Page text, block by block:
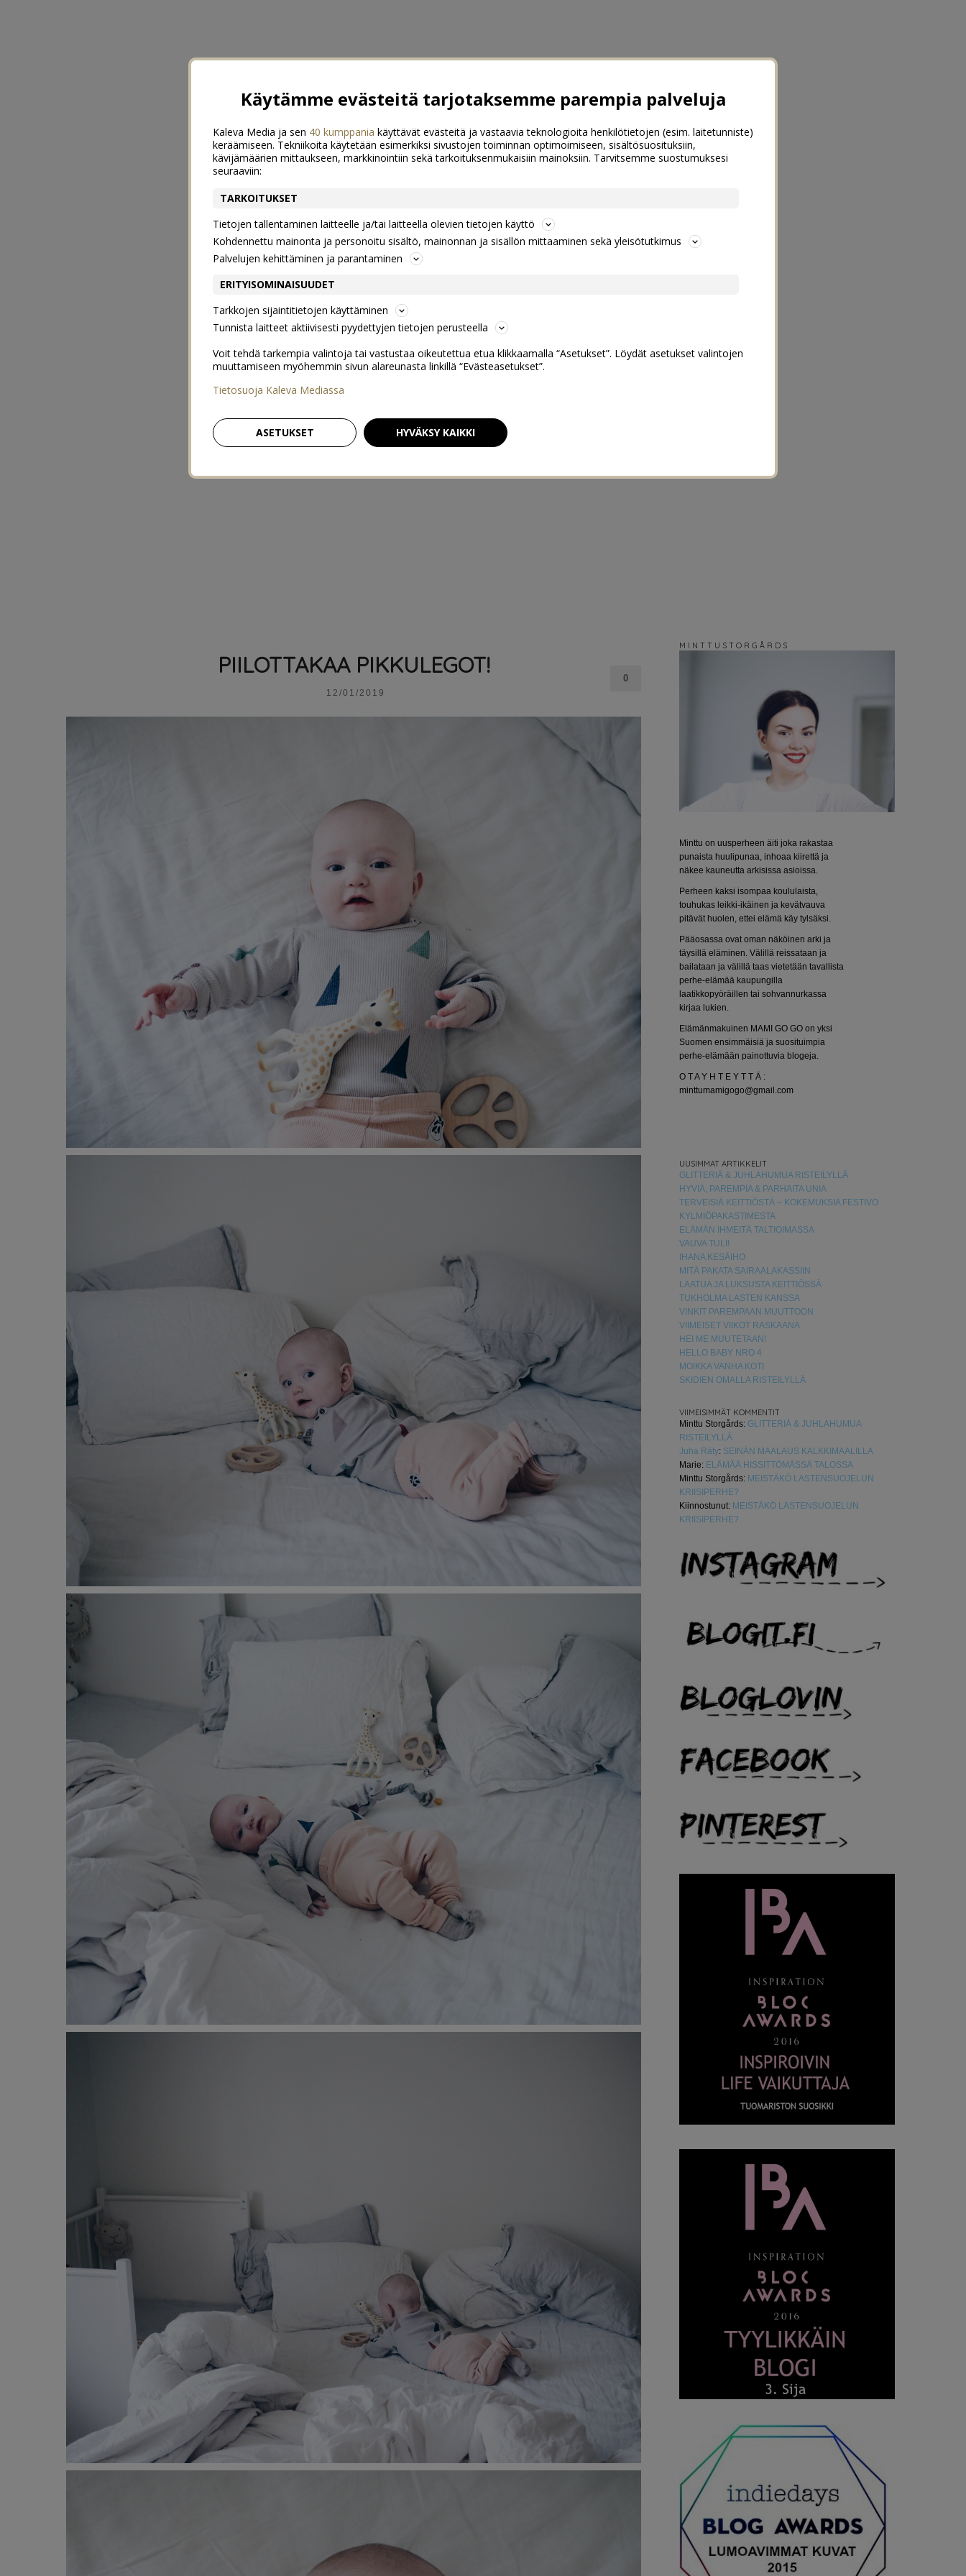
PIILOTTAKAA PIKKULEGOT!
12/01/2019
0
M I N T T U S T O R G Å R D S
Minttu on uusperheen äiti joka rakastaa
punaista huulipunaa, inhoaa kiirettä ja
näkee kauneutta arkisissa asioissa.
Perheen kaksi isompaa koululaista,
touhukas leikki-ikäinen ja kevätvauva
pitävät huolen, ettei elämä käy tylsäksi.
Pääosassa ovat oman näköinen arki ja
täysillä eläminen. Välillä reissataan ja
bailataan ja välillä taas vietetään tavallista
perhe-elämää kaupungilla
laatikkopyöräillen tai sohvannurkassa
kirjaa lukien.
Elämänmakuinen MAMI GO GO on yksi
Suomen ensimmäisiä ja suosituimpia
perhe-elämään painottuvia blogeja.
O T A Y H T E Y T T Ä :
minttumamigogo@gmail.com
UUSIMMAT ARTIKKELIT
GLITTERIÄ & JUHLAHUMUA RISTEILYLLÄ
HYVIÄ, PAREMPIA & PARHAITA UNIA
TERVEISIÄ KEITTIÖSTÄ – KOKEMUKSIA FESTIVO
KYLMIÖPAKASTIMESTA
ELÄMÄN IHMEITÄ TALTIOIMASSA
VAUVA TULI!
IHANA KESÄIHO
MITÄ PAKATA SAIRAALAKASSIIN
LAATUA JA LUKSUSTA KEITTIÖSSÄ
TUKHOLMA LASTEN KANSSA
VINKIT PAREMPAAN MUUTTOON
VIIMEISET VIIKOT RASKAANA
HEI ME MUUTETAAN!
HELLO BABY NRO 4
MOIKKA VANHA KOTI
SKIDIEN OMALLA RISTEILYLLÄ
VIIMEISIMMÄT KOMMENTIT
Minttu Storgårds: GLITTERIÄ & JUHLAHUMUA
RISTEILYLLÄ
Juha Räty: SEINÄN MAALAUS KALKKIMAALILLA
Marie: ELÄMÄÄ HISSITTÖMÄSSÄ TALOSSA
Minttu Storgårds: MEISTÄKÖ LASTENSUOJELUN
KRIISIPERHE?
Kiinnostunut: MEISTÄKÖ LASTENSUOJELUN
KRIISIPERHE?
Käytämme evästeitä tarjotaksemme parempia palveluja
Kaleva Media ja sen 40 kumppania käyttävät evästeitä ja vastaavia teknologioita henkilötietojen (esim. laitetunniste)
keräämiseen. Tekniikoita käytetään esimerkiksi sivustojen toiminnan optimoimiseen, sisältösuosituksiin,
kävijämäärien mittaukseen, markkinointiin sekä tarkoituksenmukaisiin mainoksiin. Tarvitsemme suostumuksesi
seuraaviin:
TARKOITUKSET
Tietojen tallentaminen laitteelle ja/tai laitteella olevien tietojen käyttö
Kohdennettu mainonta ja personoitu sisältö, mainonnan ja sisällön mittaaminen sekä yleisötutkimus
Palvelujen kehittäminen ja parantaminen
ERITYISOMINAISUUDET
Tarkkojen sijaintitietojen käyttäminen
Tunnista laitteet aktiivisesti pyydettyjen tietojen perusteella
Voit tehdä tarkempia valintoja tai vastustaa oikeutettua etua klikkaamalla “Asetukset”. Löydät asetukset valintojen
muuttamiseen myöhemmin sivun alareunasta linkillä “Evästeasetukset”.
Tietosuoja Kaleva Mediassa
ASETUKSET HYVÄKSY KAIKKI